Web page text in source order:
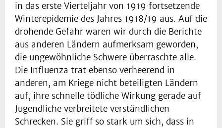
in das erste Vierteljahr von 1919 fortsetzende
Winterepidemie des Jahres 1918/19 aus. Auf die
drohende Gefahr waren wir durch die Berichte
aus anderen Ländern aufmerksam geworden,
die ungewöhnliche Schwere überraschte alle.
Die Influenza trat ebenso verheerend in
anderen, am Kriege nicht beteiligten Ländern
auf, ihre schnelle tödliche Wirkung gerade auf
Jugendliche verbreitete verständlichen
Schrecken. Sie griff so stark um sich, dass in